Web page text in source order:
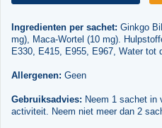
Ingredienten per sachet: Ginkgo
mg), Maca-Wortel (10 mg).
E330, E415, E955, E967, Water tot
Allergenen: Geen
Gebruiksadvies: Neem 1 sachet in
activiteit. Neem niet meer dan 2